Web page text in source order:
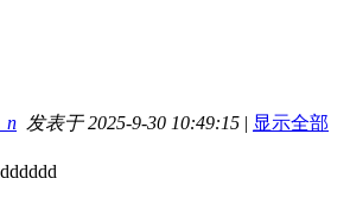
发表于 2025-9-30 10:49:15 | 显示全部